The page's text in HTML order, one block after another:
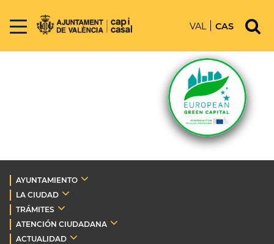
VAL CAS
AYUNTAMIENTO
LA CIUDAD
TRÁMITES
ATENCIÓN CIUDADANA
ACTUALIDAD